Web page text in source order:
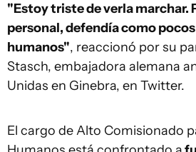
"Estoy triste de verla marchar.
personal, defendía como
humanos", reaccionó por su
Stasch, embajadora alemana
Unidas en Ginebra, en Twitter.
El cargo de Alto Comisionado